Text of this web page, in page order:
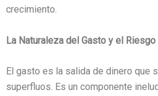
crecimiento.
La Naturaleza del Gasto y el
El gasto es la salida de dinero que
superfluos. Es un componente